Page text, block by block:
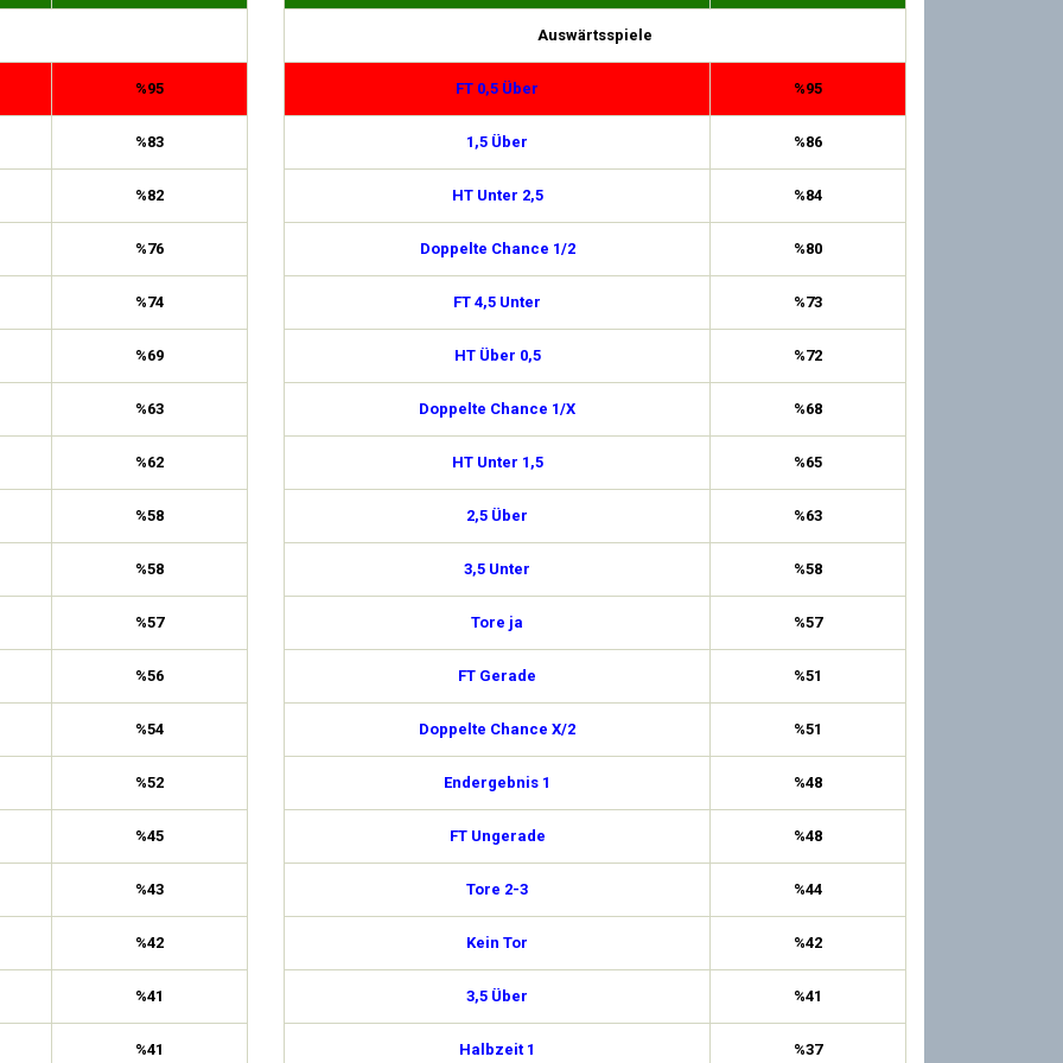
%95
%83
%82
%76
%74
%69
%63
%62
%58
%58
%57
%56
%54
%52
%45
%43
%42
%41
%41
Auswärtsspiele
FT 0,5 Über %95
1,5 Über %86
HT Unter 2,5 %84
Doppelte Chance 1/2 %80
FT 4,5 Unter %73
HT Über 0,5 %72
Doppelte Chance 1/X %68
HT Unter 1,5 %65
2,5 Über %63
3,5 Unter %58
Tore ja %57
FT Gerade %51
Doppelte Chance X/2 %51
Endergebnis 1 %48
FT Ungerade %48
Tore 2-3 %44
Kein Tor %42
3,5 Über %41
Halbzeit 1 %37